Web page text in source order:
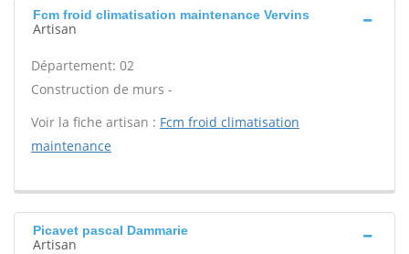
Fcm froid climatisation maintenance Vervins
Artisan
Département: 02
Construction de murs -
Voir la fiche artisan : Fcm froid climatisation
maintenance
Picavet pascal Dammarie
Artisan